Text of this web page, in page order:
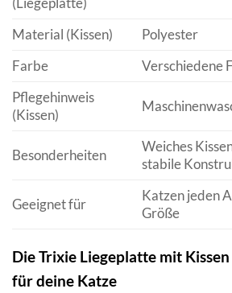
Material (Kissen)
Polyester
Farbe
Verschiedene
Pflegehinweis
(Kissen)
Besonderheiten
Weiches
stabile
Geeignet für
Katzen jeden
Größe
Die Trixie Liegeplatte mit
für deine Katze